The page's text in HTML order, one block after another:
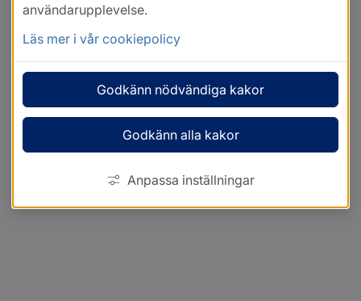
användarupplevelse.
Läs mer i vår cookiepolicy
Godkänn nödvändiga kakor
Godkänn alla kakor
Anpassa inställningar